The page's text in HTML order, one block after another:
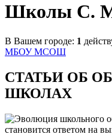
Школы C.
В Вашем городе: 1
МБОУ МСОШ
СТАТЬИ ОБ
ШКОЛАХ